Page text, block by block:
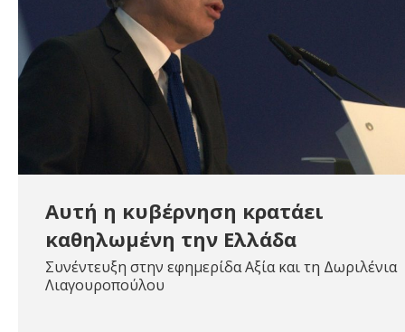
Αυτή η κυβέρνηση κρατάει
καθηλωμένη την Ελλάδα
Συνέντευξη στην εφημερίδα Αξία και τη Δωριλένια
Λιαγουροπούλου